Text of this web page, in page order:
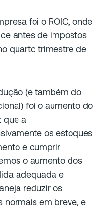
foi o ROIC, onde
antes de impostos
quarto trimestre de
(e também do
foi o aumento do
que a
os estoques
e cumprir
o aumento dos
adequada e
reduzir os
normais em breve, e